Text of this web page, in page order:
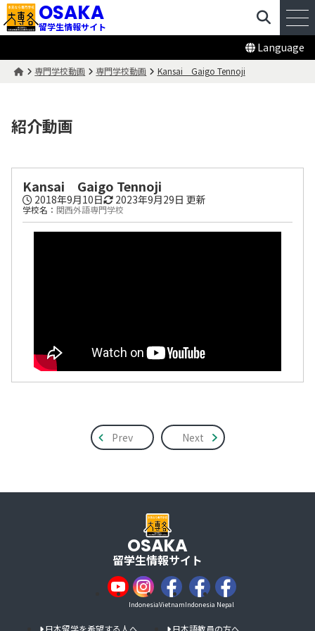
OSAKA
留学生情報サイト
Language
専門学校動画 専門学校動画 Kansai Gaigo Tennoji
紹介動画
Kansai Gaigo Tennoji
2018年9月10日 2023年9月29日 更新
学校名： 関西外語専門学校
Prev Next
OSAKA
留学生情報サイト
IndonesiaVietnamIndonesia Nepal
日本留学を希望する人へ 日本語教員の方へ